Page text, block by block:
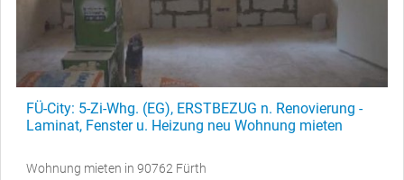
FÜ-City: 5-Zi-Whg. (EG), ERSTBEZUG n. Renovierung -
Laminat, Fenster u. Heizung neu Wohnung mieten
Wohnung mieten in 90762 Fürth